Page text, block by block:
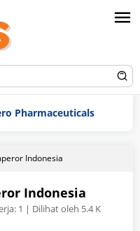
Indonesia
Indonesia
1 | Dilihat oleh 5.4 K